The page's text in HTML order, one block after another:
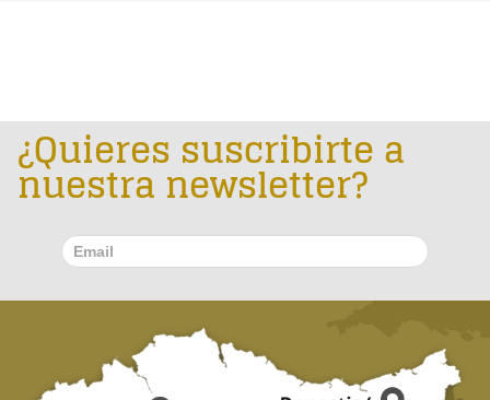
¿Quieres suscribirte a
nuestra newsletter?